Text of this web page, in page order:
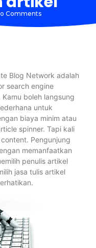
Comments
Blog Network adalah
search engine
boleh langsung
untuk
biaya minim atau
spinner. Tapi kali
Pengunjung
memanfaatkan
penulis artikel
jasa tulis artikel